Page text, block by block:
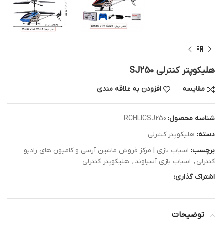
هلیکوپتر کنترلی SJ250
مقایسه افزودن به علاقه مندی
شناسه محصول: RCHLICSJ250
دسته: هلیکوپتر کنترلی
برچسب: اسباب بازی | مرکز فروش ماشین آرسی و کامیون های رادیو
کنترلی , اسباب بازی آسیاوند , هلیکوپتر کنترلی
اشتراک گذاری:
توضیحات